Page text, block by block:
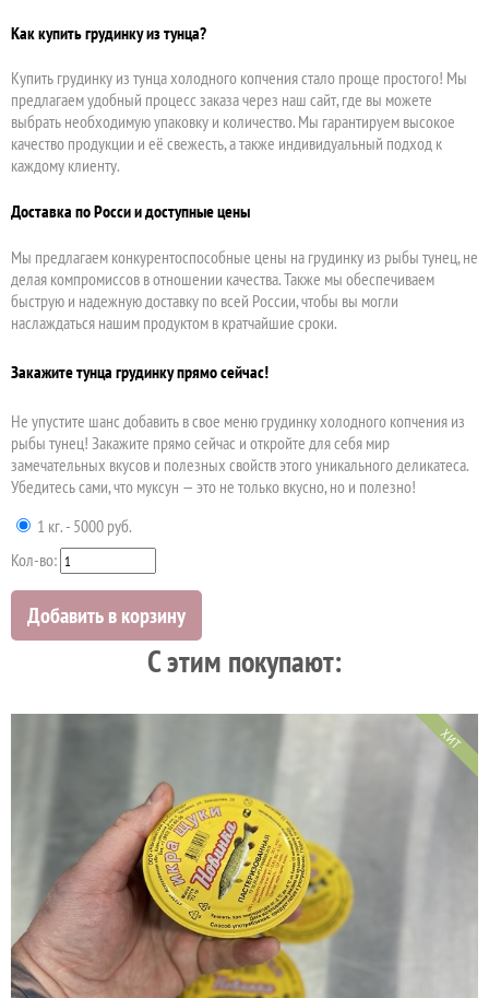
Как купить грудинку из тунца?
Купить грудинку из тунца холодного копчения стало проще простого! Мы
предлагаем удобный процесс заказа через наш сайт, где вы можете
выбрать необходимую упаковку и количество. Мы гарантируем высокое
качество продукции и её свежесть, а также индивидуальный подход к
каждому клиенту.
Доставка по Росси и доступные цены
Мы предлагаем конкурентоспособные цены на грудинку из рыбы тунец, не
делая компромиссов в отношении качества. Также мы обеспечиваем
быструю и надежную доставку по всей России, чтобы вы могли
наслаждаться нашим продуктом в кратчайшие сроки.
Закажите тунца грудинку прямо сейчас!
Не упустите шанс добавить в свое меню грудинку холодного копчения из
рыбы тунец! Закажите прямо сейчас и откройте для себя мир
замечательных вкусов и полезных свойств этого уникального деликатеса.
Убедитесь сами, что муксун — это не только вкусно, но и полезно!
1 кг. - 5000 руб.
Кол-во:
Добавить в корзину
C этим покупают:
ХИТ